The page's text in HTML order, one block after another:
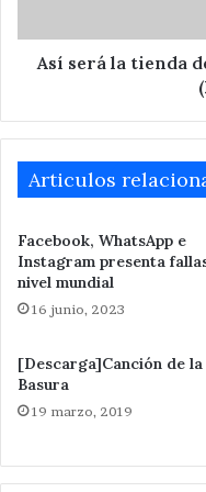
8
(Imagenes)
Así será la tienda
Articulos
Facebook, WhatsApp e
Instagram presenta
nivel mundial
16 junio, 2023
[Descarga]Canción de la
Basura
19 marzo, 2019